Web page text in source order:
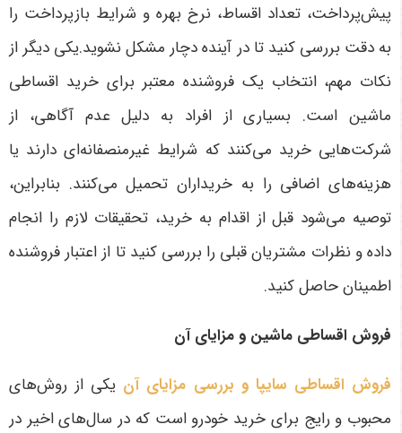
پیش‌پرداخت، تعداد اقساط، نرخ بهره و شرایط بازپرداخت را
به دقت بررسی کنید تا در آینده دچار مشکل نشوید.یکی دیگر از
نکات مهم، انتخاب یک فروشنده معتبر برای خرید اقساطی
ماشین است. بسیاری از افراد به دلیل عدم آگاهی، از
شرکت‌هایی خرید می‌کنند که شرایط غیرمنصفانه‌ای دارند یا
هزینه‌های اضافی را به خریداران تحمیل می‌کنند. بنابراین،
توصیه می‌شود قبل از اقدام به خرید، تحقیقات لازم را انجام
داده و نظرات مشتریان قبلی را بررسی کنید تا از اعتبار فروشنده
اطمینان حاصل کنید.
فروش اقساطی ماشین و مزایای آن
فروش اقساطی سایپا و بررسی مزایای آن یکی از روش‌های
محبوب و رایج برای خرید خودرو است که در سال‌های اخیر در